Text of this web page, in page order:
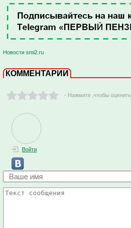
Новости smi2.ru
КОММЕНТАРИИ
- Нажмите ,чтобы оценить
Войти